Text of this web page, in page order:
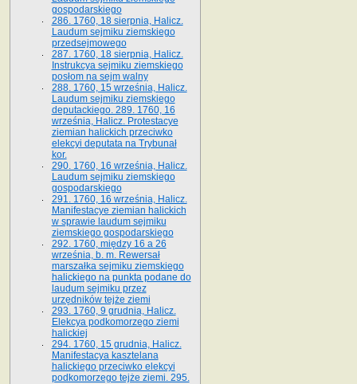
gospodarskiego
286. 1760, 18 sierpnia, Halicz.
Laudum sejmiku ziemskiego
przedsejmowego
287. 1760, 18 sierpnia, Halicz.
Instrukcya sejmiku ziemskiego
posłom na sejm walny
288. 1760, 15 września, Halicz.
Laudum sejmiku ziemskiego
deputackiego. 289. 1760, 16
września, Halicz. Protestacye
ziemian halickich przeciwko
elekcyi deputata na Trybunał
kor.
290. 1760, 16 września, Halicz.
Laudum sejmiku ziemskiego
gospodarskiego
291. 1760, 16 września, Halicz.
Manifestacye ziemian halickich
w sprawie laudum sejmiku
ziemskiego gospodarskiego
292. 1760, między 16 a 26
września, b. m. Rewersał
marszałka sejmiku ziemskiego
halickiego na punkta podane do
laudum sejmiku przez
urzędników tejże ziemi
293. 1760, 9 grudnia, Halicz.
Elekcya podkomorzego ziemi
halickiej
294. 1760, 15 grudnia, Halicz.
Manifestacya kasztelana
halickiego przeciwko elekcyi
podkomorzego tejże ziemi. 295.